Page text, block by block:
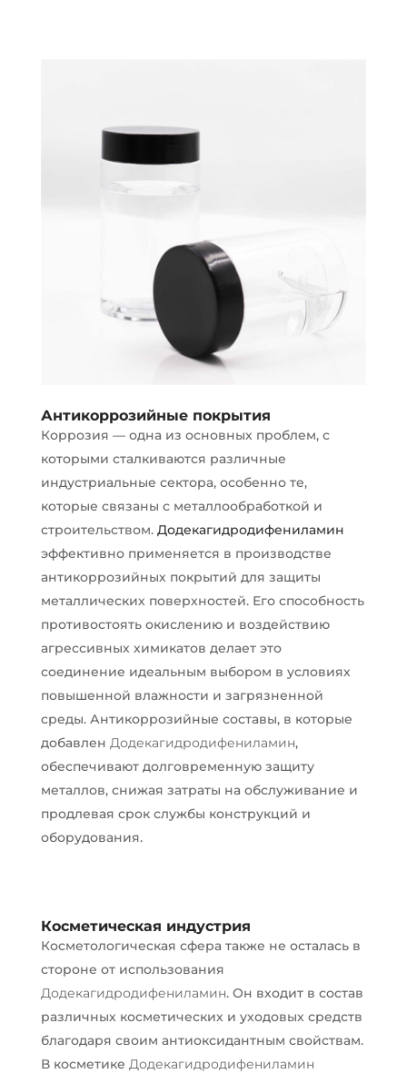
Антикоррозийные покрытия
Коррозия — одна из основных проблем, с
которыми сталкиваются различные
индустриальные сектора, особенно те,
которые связаны с металлообработкой и
строительством. Додекагидродифениламин
эффективно применяется в производстве
антикоррозийных покрытий для защиты
металлических поверхностей. Его способность
противостоять окислению и воздействию
агрессивных химикатов делает это
соединение идеальным выбором в условиях
повышенной влажности и загрязненной
среды. Антикоррозийные составы, в которые
добавлен Додекагидродифениламин,
обеспечивают долговременную защиту
металлов, снижая затраты на обслуживание и
продлевая срок службы конструкций и
оборудования.
Косметическая индустрия
Косметологическая сфера также не осталась в
стороне от использования
Додекагидродифениламин. Он входит в состав
различных косметических и уходовых средств
благодаря своим антиоксидантным свойствам.
В косметике Додекагидродифениламин